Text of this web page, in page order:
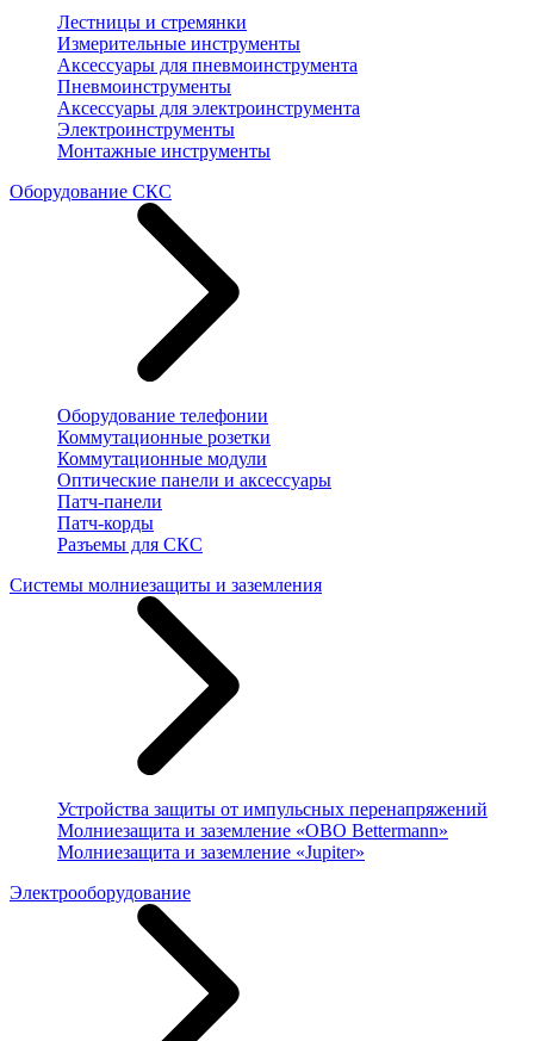
Лестницы и стремянки
Измерительные инструменты
Аксессуары для пневмоинструмента
Пневмоинструменты
Аксессуары для электроинструмента
Электроинструменты
Монтажные инструменты
Оборудование СКС
Оборудование телефонии
Коммутационные розетки
Коммутационные модули
Оптические панели и аксессуары
Патч-панели
Патч-корды
Разъемы для СКС
Системы молниезащиты и заземления
Устройства защиты от импульсных перенапряжений
Молниезащита и заземление «OBO Bettermann»
Молниезащита и заземление «Jupiter»
Электрооборудование